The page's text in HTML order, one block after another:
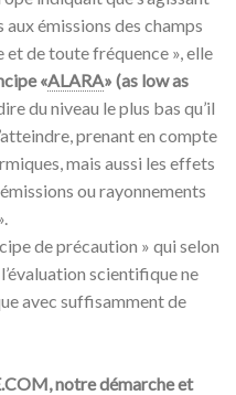
émissions des champs
de toute fréquence », elle
«ALARA» (as low as
du niveau le plus bas qu’il
prenant en compte
mais aussi les effets
ou rayonnements
de précaution » qui selon
scientifique ne
avec suffisamment de
notre démarche et